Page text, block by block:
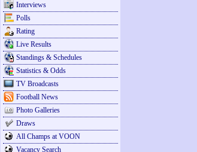
Interviews
Polls
Rating
Live Results
Standings & Schedules
Statistics & Odds
TV Broadcasts
Football News
Photo Galleries
Draws
All Champs at VOON
Vacancy Search